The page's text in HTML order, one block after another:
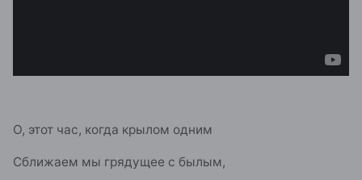
О, этот час, когда крылом одним
Сближаем мы грядущее с былым,